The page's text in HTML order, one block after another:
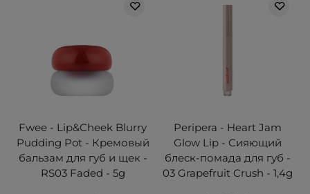
Fwee - Lip&Cheek Blurry
Pudding Pot - Кремовый
бальзам для губ и щек -
RS03 Faded - 5g
Peripera - Heart Jam
Glow Lip - Сияющий
блеск-помада для губ -
03 Grapefruit Crush - 1,4g